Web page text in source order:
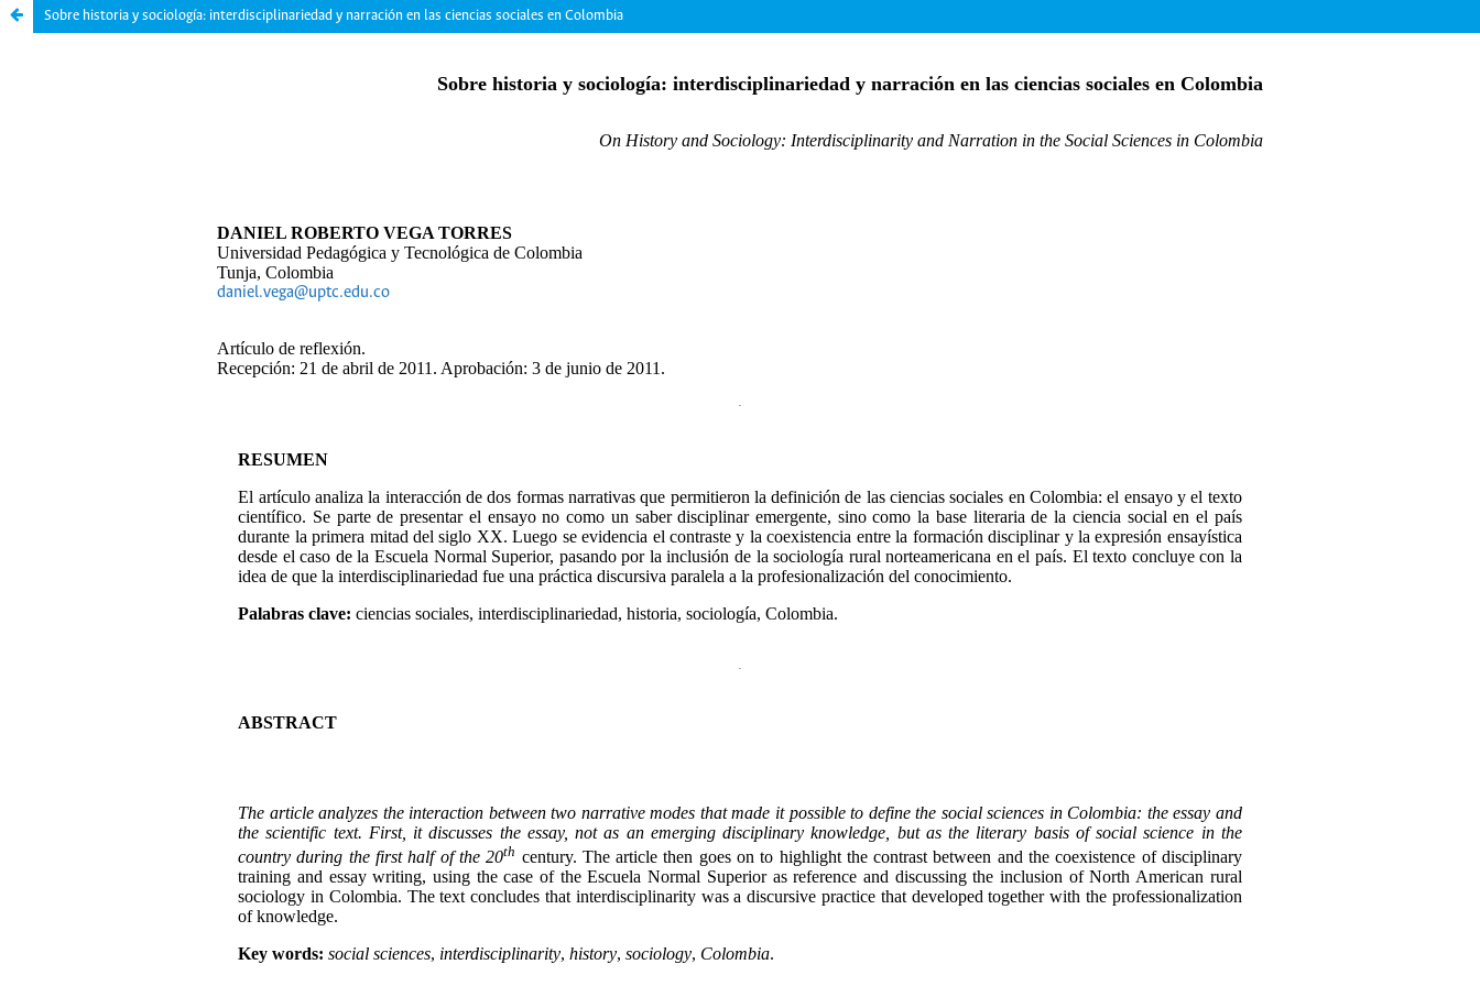
Sobre historia y sociología: interdisciplinariedad y narración en las ciencias sociales en Colombia